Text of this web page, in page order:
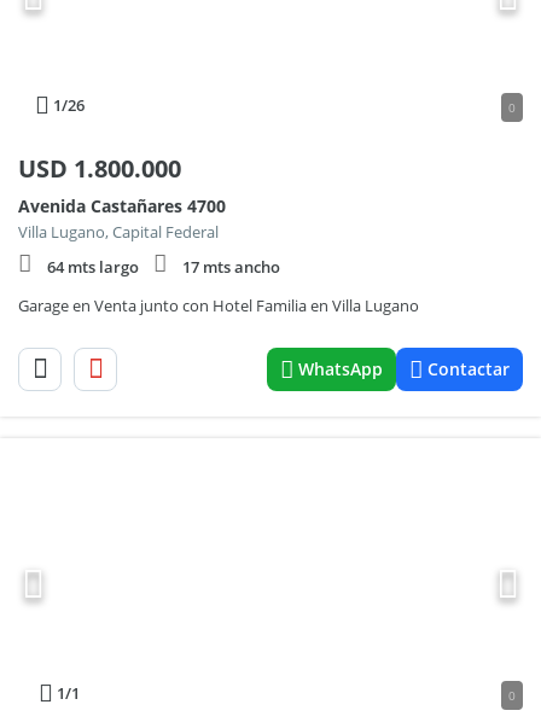
1/26 0
USD 1.800.000
Avenida Castañares 4700
Villa Lugano, Capital Federal
64 mts largo
17 mts ancho
Garage en Venta junto con Hotel Familia en Villa Lugano
WhatsApp Contactar
1/1 0